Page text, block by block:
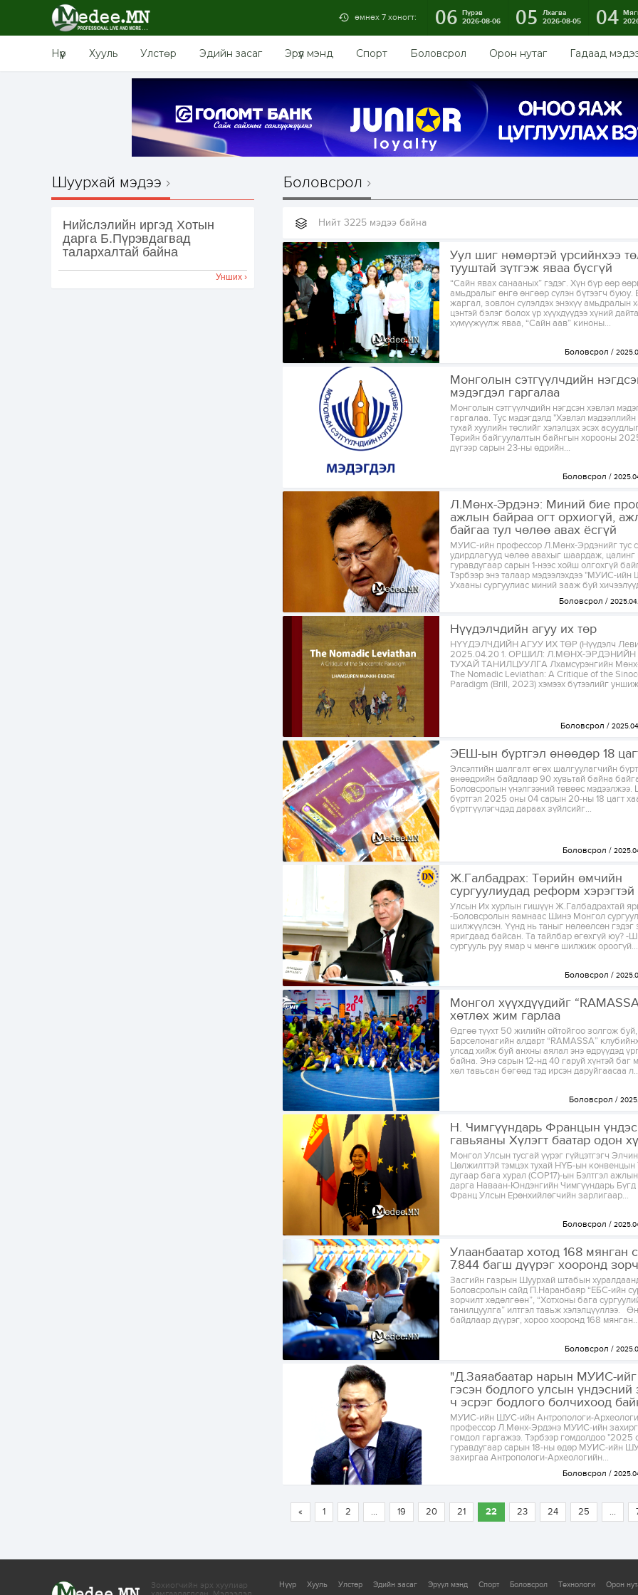
өмнөх 7 хоногт: 06 Пүрэв
2026-08-06
05
Лхагва
2026-08-05
04
Нүүр Хууль Улстөр Эдийн засаг Эрүүл мэнд Спорт Боловсрол Орон нутаг Гадаад
Шуурхай мэдээ
Нийслэлийн иргэд Хотын
дарга Б.Пүрэвдагвад
талархалтай байна
Унших ›
Боловсрол
Нийт 3225 мэдээ байна
Уул шиг нөмөртэй үрсийнхээ
тууштай зүтгэж яваа бүсгүй
“Сайн явах санааных” гэдэг. Хүн бүр өөр
амьдралыг өнгө өнгөөр сүлэн бүтээгч буюу.
жаргал, зовлон сүлэлдэх энэхүү амьдралын
цэнтэй бэлэг болох үр хүүхдүүдээ хүний
хүмүүжүүлж яваа, “Сайн аав” киноны...
Боловсрол
Монголын сэтгүүлчдийн
мэдэгдэл гаргалаа
Монголын сэтгүүлчдийн нэгдсэн хэвлэл
гаргалаа. Тус мэдэгдэлд "Хэвлэл
тухай хуулийн төслийг хэлэлцэх эсэх
Төрийн байгуулалтын байнгын хорооны
дүгээр сарын 23-ны өдрийн...
Боловсрол
Л.Мөнх-Эрдэнэ: Миний бие
ажлын байраа огт орхиогүй,
байгаа тул чөлөө авах ёсгүй
МУИС-ийн профессор Л.Мөнх-Эрдэнийг тус
удирдлагууд чөлөө авахыг шаардаж, цалинг
гуравдугаар сарын 1-нээс хойш олгохгүй
Тэрбээр энэ талаар мэдээлэхдээ "МУИС-ийн
Ухааны сургуулиас миний зааж буй
Боловсрол
Нүүдэлчдийн агуу их төр
НҮҮДЭЛЧДИЙН АГУУ ИХ ТӨР (Нүүдэлч
2025.04.20 1. ОРШИЛ: Л.МӨНХ-
ТУХАЙ ТАНИЛЦУУЛГА Лхамсүрэнгийн
The Nomadic Leviathan: A Critique of the
Paradigm (Brill, 2023) хэмээх бүтээлийг
Боловсрол
ЭЕШ-ын бүртгэл өнөөдөр 18
Элсэлтийн шалгалт өгөх шалгуулагчийн
өнөөдрийн байдлаар 90 хувьтай байна
Боловсролын үнэлгээний төвөөс
бүртгэл 2025 оны 04 сарын 20-ны 18 цагт
бүртгүүлэгчдэд дараах зүйлсийг...
Боловсрол
Ж.Галбадрах: Төрийн өмчийн
сургуулиудад реформ хэрэгтэй
Улсын Их хурлын гишүүн Ж.Галбадрахтай
-Боловсролын яамнаас Шинэ Монгол
шилжүүлсэн. Үүнд нь таныг нөлөөлсөн гэдэг
яригдаад байсан. Та тайлбар өгөхгүй юу? -
сургууль руу ямар ч мөнгө шилжиж ороогүй...
Боловсрол
Монгол хүүхдүүдийг
хөтлөх жим гарлаа
Өдгөө түүхт 50 жилийн ойтойгоо золгож буй,
Барселонагийн алдарт “RAMASSA”
улсад хийж буй анхны аялал энэ өдрүүдэд
байна. Энэ сарын 12-нд 40 гаруй хүнтэй баг
хөл тавьсан бөгөөд тэд ирсэн даруйгаасаа
Боловсрол
Н. Чимгүүндарь Францын
гавьяаны Хүлэгт баатар одон
Монгол Улсын тусгай үүрэг гүйцэтгэгч
Цөлжилттэй тэмцэх тухай НҮБ-ын конвенцын
дугаар бага хурал (COP17)-ын Бэлтгэл
дарга Наваан-Юндэнгийн Чимгүүндарь
Франц Улсын Ерөнхийлөгчийн зарлигаар...
Боловсрол
Улаанбаатар хотод 168 мянган
7.844 багш дүүрэг хооронд
Засгийн газрын Шуурхай штабын
Боловсролын сайд П.Наранбаяр “ЕБС-ийн
зорчилт хөдөлгөөн”, “Хотхоны бага
танилцуулга” илтгэл тавьж хэлэлцүүллээ.
байдлаар дүүрэг, хороо хооронд 168 мянган...
Боловсрол
"Д.Заяабаатар нарын МУИС-ийг
гэсэн бодлого улсын үндэсний
ч эсрэг бодлого болчихоод
МУИС-ийн ШУС-ийн Антропологи-
профессор Л.Мөнх-Эрдэнэ МУИС-ийн
гомдол гаргажээ. Тэрбээр гомдолдоо "2025
гуравдугаар сарын 18-ны өдөр МУИС-ийн
захиргаа Антропологи-Археологийн...
Боловсрол
« 1 2 ... 19 20 21 22 23 24 25 ...
Зохиогчийн эрх хуулиар
Нүүр Хууль Улстөр Эдийн засаг Эрүүл мэнд Спорт Боловсрол Технологи Орон